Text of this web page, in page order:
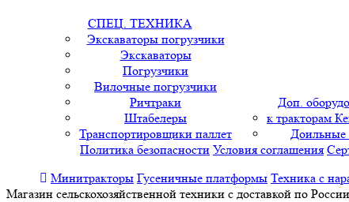
СПЕЦ. ТЕХНИКА
Экскаваторы погрузчики
Экскаваторы
Погрузчики
Вилочные погрузчики
Ричтраки
Штабелеры
Транспортировщики паллет
Доп.
к тракторам
Доильные
Политика безопасности Условия соглашения
Минитракторы Гусеничные платформы Техника с
Магазин сельскохозяйственной техники с доставкой по